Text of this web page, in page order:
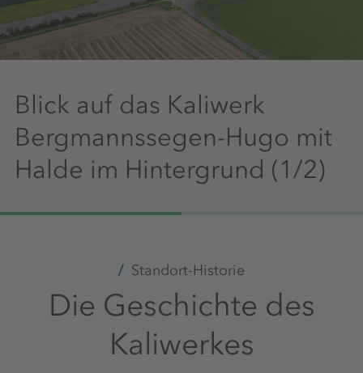
Blick auf das Kaliwerk
Bergmannssegen-Hugo mit
Halde im Hintergrund (1/2)
Standort-Historie
Die Geschichte des
Kaliwerkes